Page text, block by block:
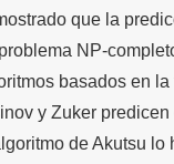
que la
NP-
basados en
y Zuker predicen
de Akutsu lo